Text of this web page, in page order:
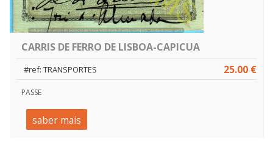
CARRIS DE FERRO DE LISBOA-CAPICUA
25.00 €
#ref: TRANSPORTES
PASSE
saber mais